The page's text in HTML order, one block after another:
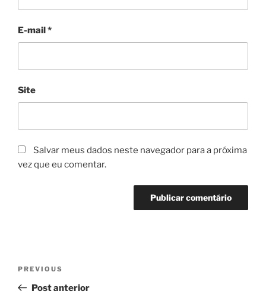
E-mail*
Site
Salvar meus dados neste navegador para a próxima
vez que eu comentar.
Post
Previous
Post
PREVIOUS
Post anterior